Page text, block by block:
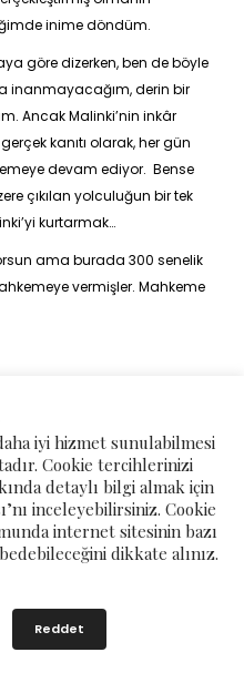
inime döndüm.
göre dizerken, ben de böyle
inanmayacağım, derin bir
Ancak Malinki’nin inkâr
kanıtı olarak, her gün
devam ediyor. Bense
çıkılan yolculuğun bir tek
kurtarmak…
ama burada 300 senelik
vermişler. Mahkeme
Sayfa; 33
iyi hizmet sunulabilmesi
Cookie tercihlerinizi
detaylı bilgi almak için
inceleyebilirsiniz. Cookie
internet sitesinin bazı
dikkate alınız.
Reddet